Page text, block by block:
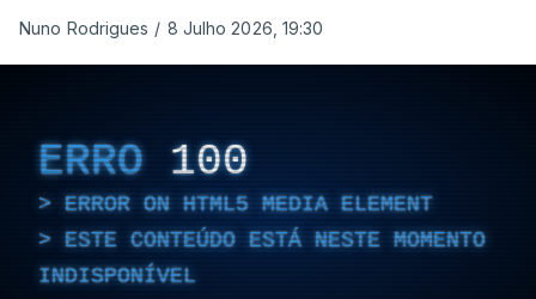
Nuno Rodrigues / 8 Julho 2026, 19:30
ERRO 100
ERROR ON HTML5 MEDIA ELEMENT
ESTE CONTEÚDO ESTÁ NESTE MOMENTO
INDISPONÍVEL